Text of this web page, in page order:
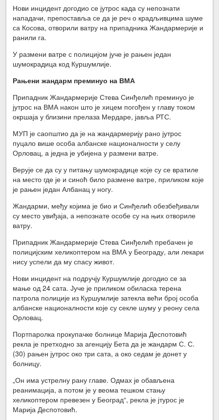
Нови инцидент догодио се јутрос када су непознати
нападачи, препоставља се да је реч о крадљивцима шуме
са Косова, отворили ватру на припадника Жандармерије и
ранили га.
У размени ватре с полицијом јуче је рањен један
шумокрадица код Куршумлије.
Рањени жандарм преминуо на ВМА
Припадник Жандармерије Стева Синђелић преминуо је
јутрос на ВМА након што је хицем погођен у главу током
окршаја у близини прелаза Мердаре, јавља РТС.
МУП је саопштио да је на жандармерију рано јутрос
пуцало више особа албанске националности у селу
Орловац, а једна је убијена у размени ватре.
Верује се да су у питању шумокрадице које су се вратиле
на место где је и синоћ било размене ватре, приликом које
је рањен један Албанац у ногу.
Жандарми, међу којима је био и Синђелић обезбеђивали
су место увиђаја, а непознате особе су на њих отвориле
ватру.
Припадник Жандармерије Стева Синђелић пребачен је
полицијским хеликоптером на ВМА у Београду, али лекари
нису успели да му спасу живот.
Нови инцидент на подручју Куршумлије догодио се за
мање од 24 сата. Јуче је приликом обиласка терена
патрола полиције из Куршумлије затекла већи број особа
албанске националности које су секле шуму у реону села
Орловац.
Портпаролка прокупачке болнице Марија Деспотовић
рекла је претходно за агенцију Бета да је жандарм С. С.
(30) рањен јутрос око три сата, а око седам је донет у
болницу.
„Он има устрелну рану главе. Одмах је обављена
реанимација, а потом је у веома тешком стању
хеликоптером превезен у Београд“, рекла је јтурос је
Марија Деспотовић.